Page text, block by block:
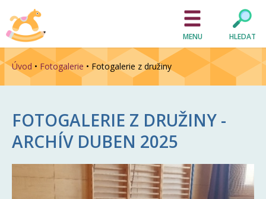
MENU HLEDAT
Úvod • Fotogalerie • Fotogalerie z družiny
FOTOGALERIE Z DRUŽINY -
ARCHÍV DUBEN 2025